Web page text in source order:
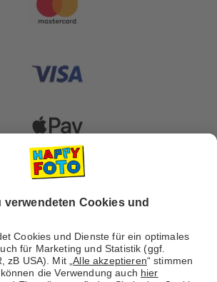
Versanddienstleister